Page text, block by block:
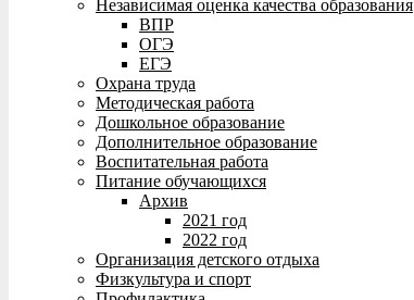
Независимая оценка качества образования
ВПР
ОГЭ
ЕГЭ
Охрана труда
Методическая работа
Дошкольное образование
Дополнительное образование
Воспитательная работа
Питание обучающихся
Архив
2021 год
2022 год
Организация детского отдыха
Физкультура и спорт